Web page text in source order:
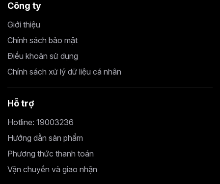
Công ty
Giới thiệu
Chính sách bảo mật
Điều khoản sử dụng
Chính sách xử lý dữ liệu cá nhân
Hỗ trợ
Hotline: 19003236
Hướng dẫn sản phẩm
Phương thức thanh toán
Vận chuyển và giao nhận